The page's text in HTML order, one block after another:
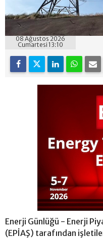
08 Ağustos 2026
Cumartesi 13:10
Enerji Günlüğü - Enerji
(EPİAŞ) tarafından